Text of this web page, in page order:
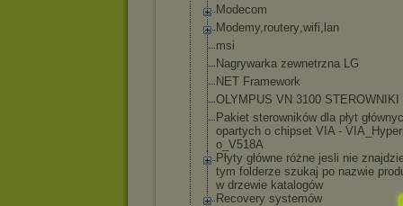
Modecom
Modemy,routery,wifi,lan
msi
Nagrywarka zewnetrzna LG
NET Framework
OLYMPUS VN 3100 STEROWNIKI
Pakiet sterowników dla płyt
opartych o chipset VIA -
o_V518A
Płyty główne różne jesli nie
tym folderze szukaj po nazwie
w drzewie katalogów
Recovery systemów